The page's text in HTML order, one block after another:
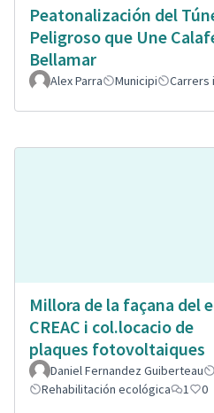
Peatonalización del
Peligroso que Une
Bellamar
Alex Parra Municipi Carrers
Millora de la façana del
CREAC i col.locacio de
plaques fotovoltaiques
Daniel Fernandez Guiberteau
Rehabilitación ecológica
1 0